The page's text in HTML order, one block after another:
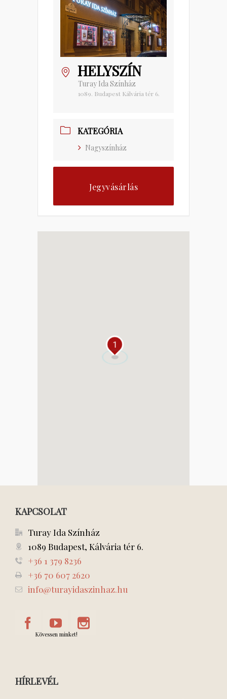
HELYSZÍN
Turay Ida Színház
1089. Budapest Kálvária tér 6.
KATEGÓRIA
Nagyszínház
Jegyvásárlás
1
KAPCSOLAT
Turay Ida Színház
1089 Budapest, Kálvária tér 6.
+36 1 379 8236
+36 70 607 2620
info@turayidaszinhaz.hu
Kövessen minket!
HÍRLEVÉL